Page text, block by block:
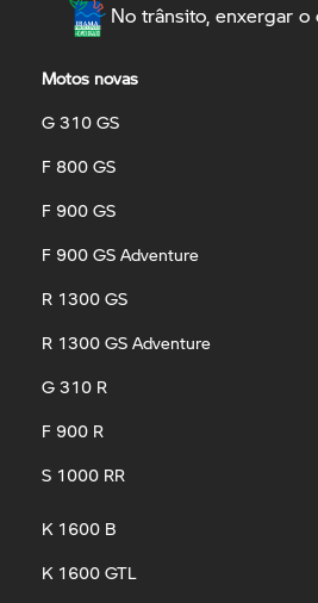
No trânsito, enxergar o
Motos novas
G 310 GS
F 800 GS
F 900 GS
F 900 GS Adventure
R 1300 GS
R 1300 GS Adventure
G 310 R
F 900 R
S 1000 RR
K 1600 B
K 1600 GTL